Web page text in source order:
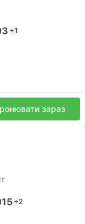
+1
зараз
+2